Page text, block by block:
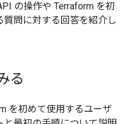
の操作や Terraform を初
問に対する回答を紹介し
る
を初めて使用するユーザ